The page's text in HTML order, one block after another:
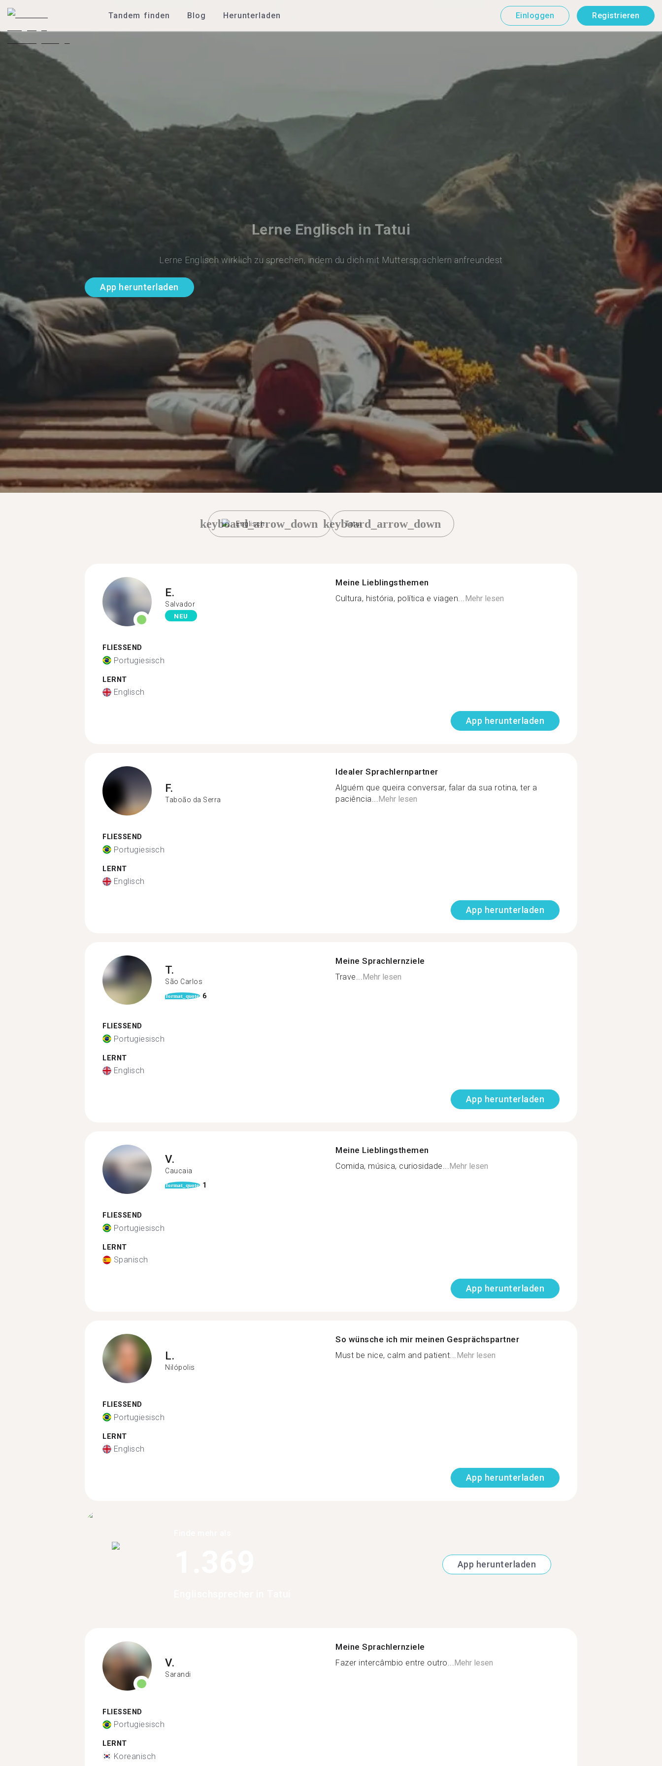
Tandem finden Blog Herunterladen Einloggen Registrieren
Lerne Englisch in Tatui
Lerne Englisch wirklich zu sprechen, indem du dich mit Muttersprachlern anfreundest
App herunterladen
Englisch
keyboard_arrow_down Tatui
keyboard_arrow_down
E.
Salvador
NEU
FLIESSEND
Portugiesisch
LERNT
Englisch
Meine Lieblingsthemen
Cultura, história, política e viagen...Mehr lesen
App herunterladen
F.
Taboão da Serra
FLIESSEND
Portugiesisch
LERNT
Englisch
Idealer Sprachlernpartner
Alguém que queira conversar, falar da sua rotina, ter a
paciência...Mehr lesen
App herunterladen
T.
São Carlos
format_quote 6
FLIESSEND
Portugiesisch
LERNT
Englisch
Meine Sprachlernziele
Trave...Mehr lesen
App herunterladen
V.
Caucaia
format_quote 1
FLIESSEND
Portugiesisch
LERNT
Spanisch
Meine Lieblingsthemen
Comida, música, curiosidade...Mehr lesen
App herunterladen
L.
Nilópolis
FLIESSEND
Portugiesisch
LERNT
Englisch
So wünsche ich mir meinen Gesprächspartner
Must be nice, calm and patient...Mehr lesen
App herunterladen
App herunterladen
V.
Sarandi
FLIESSEND
Portugiesisch
LERNT
Koreanisch
Meine Sprachlernziele
Fazer intercâmbio entre outro... Mehr lesen